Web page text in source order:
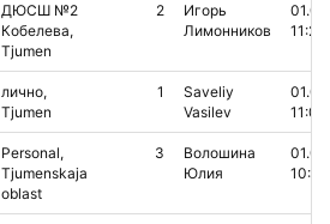
ДЮСШ №2
Кобелева,
Tjumen
2
Игорь
Лимонников
11:23
лично,
Tjumen
1
Saveliy
Vasilev
11:03
Personal,
Tjumenskaja
oblast
3
Волошина
Юлия
10:22